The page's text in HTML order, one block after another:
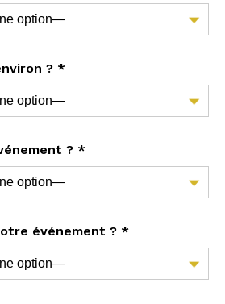
? *
? *
événement ? *